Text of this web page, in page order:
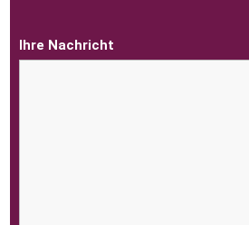
Ihre Nachricht